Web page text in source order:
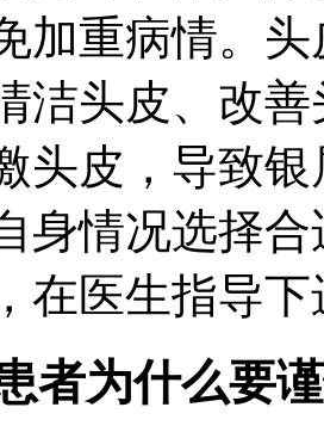
加重病情。
洁头皮、改
头皮，导致
身情况选择
在医生指导下
者为什么要